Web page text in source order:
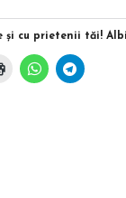
cu prietenii tăi!